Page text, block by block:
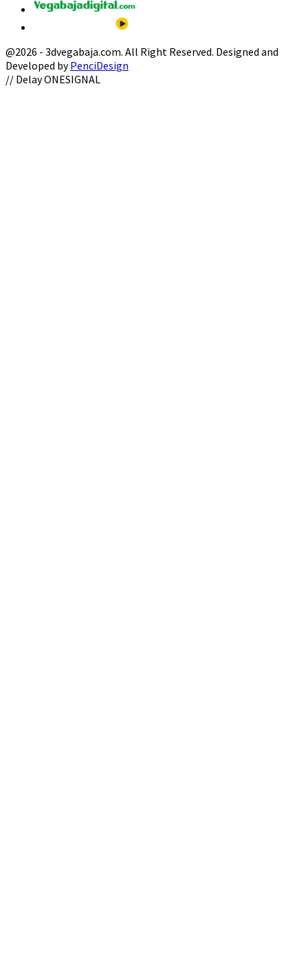
@2026 - 3dvegabaja.com. All Right Reserved. Designed and
Developed byPenciDesign
Facebook
Twitter
Instagram
Youtube
Email
// Delay ONESIGNAL